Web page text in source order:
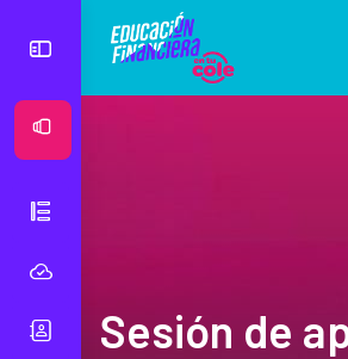
Sesión de